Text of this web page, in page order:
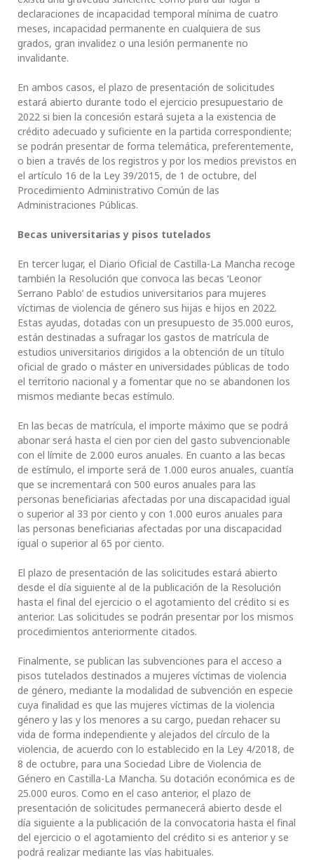
declaraciones de incapacidad temporal mínima de cuatro
meses, incapacidad permanente en cualquiera de sus
grados, gran invalidez o una lesión permanente no
invalidante.
En ambos casos, el plazo de presentación de solicitudes
estará abierto durante todo el ejercicio presupuestario de
2022 si bien la concesión estará sujeta a la existencia de
crédito adecuado y suficiente en la partida correspondiente;
se podrán presentar de forma telemática, preferentemente,
o bien a través de los registros y por los medios previstos en
el artículo 16 de la Ley 39/2015, de 1 de octubre, del
Procedimiento Administrativo Común de las
Administraciones Públicas.
Becas universitarias y pisos tutelados
En tercer lugar, el Diario Oficial de Castilla-La Mancha recoge
también la Resolución que convoca las becas ‘Leonor
Serrano Pablo’ de estudios universitarios para mujeres
víctimas de violencia de género sus hijas e hijos en 2022.
Estas ayudas, dotadas con un presupuesto de 35.000 euros,
están destinadas a sufragar los gastos de matrícula de
estudios universitarios dirigidos a la obtención de un título
oficial de grado o máster en universidades públicas de todo
el territorio nacional y a fomentar que no se abandonen los
mismos mediante becas estímulo.
En las becas de matrícula, el importe máximo que se podrá
abonar será hasta el cien por cien del gasto subvencionable
con el límite de 2.000 euros anuales. En cuanto a las becas
de estímulo, el importe será de 1.000 euros anuales, cuantía
que se incrementará con 500 euros anuales para las
personas beneficiarias afectadas por una discapacidad igual
o superior al 33 por ciento y con 1.000 euros anuales para
las personas beneficiarias afectadas por una discapacidad
igual o superior al 65 por ciento.
El plazo de presentación de las solicitudes estará abierto
desde el día siguiente al de la publicación de la Resolución
hasta el final del ejercicio o el agotamiento del crédito si es
anterior. Las solicitudes se podrán presentar por los mismos
procedimientos anteriormente citados.
Finalmente, se publican las subvenciones para el acceso a
pisos tutelados destinados a mujeres víctimas de violencia
de género, mediante la modalidad de subvención en especie
cuya finalidad es que las mujeres víctimas de la violencia
género y las y los menores a su cargo, puedan rehacer su
vida de forma independiente y alejados del círculo de la
violencia, de acuerdo con lo establecido en la Ley 4/2018, de
8 de octubre, para una Sociedad Libre de Violencia de
Género en Castilla-La Mancha. Su dotación económica es de
25.000 euros. Como en el caso anterior, el plazo de
presentación de solicitudes permanecerá abierto desde el
día siguiente a la publicación de la convocatoria hasta el final
del ejercicio o el agotamiento del crédito si es anterior y se
podrá realizar mediante las vías habituales.